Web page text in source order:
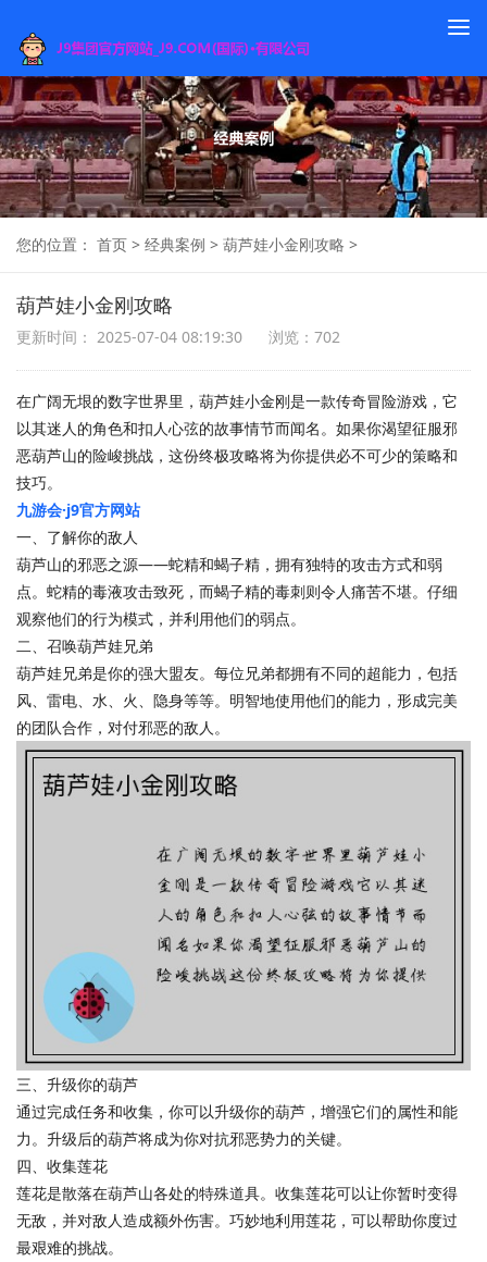
您的位置： 首页 > 经典案例 > 葫芦娃小金刚攻略 >
葫芦娃小金刚攻略
更新时间： 2025-07-04 08:19:30 浏览：702
在广阔无垠的数字世界里，葫芦娃小金刚是一款传奇冒险游戏，它
以其迷人的角色和扣人心弦的故事情节而闻名。如果你渴望征服邪
恶葫芦山的险峻挑战，这份终极攻略将为你提供必不可少的策略和
技巧。
九游会·j9官方网站
一、了解你的敌人
葫芦山的邪恶之源——蛇精和蝎子精，拥有独特的攻击方式和弱
点。蛇精的毒液攻击致死，而蝎子精的毒刺则令人痛苦不堪。仔细
观察他们的行为模式，并利用他们的弱点。
二、召唤葫芦娃兄弟
葫芦娃兄弟是你的强大盟友。每位兄弟都拥有不同的超能力，包括
风、雷电、水、火、隐身等等。明智地使用他们的能力，形成完美
的团队合作，对付邪恶的敌人。
三、升级你的葫芦
通过完成任务和收集，你可以升级你的葫芦，增强它们的属性和能
力。升级后的葫芦将成为你对抗邪恶势力的关键。
四、收集莲花
莲花是散落在葫芦山各处的特殊道具。收集莲花可以让你暂时变得
无敌，并对敌人造成额外伤害。巧妙地利用莲花，可以帮助你度过
最艰难的挑战。